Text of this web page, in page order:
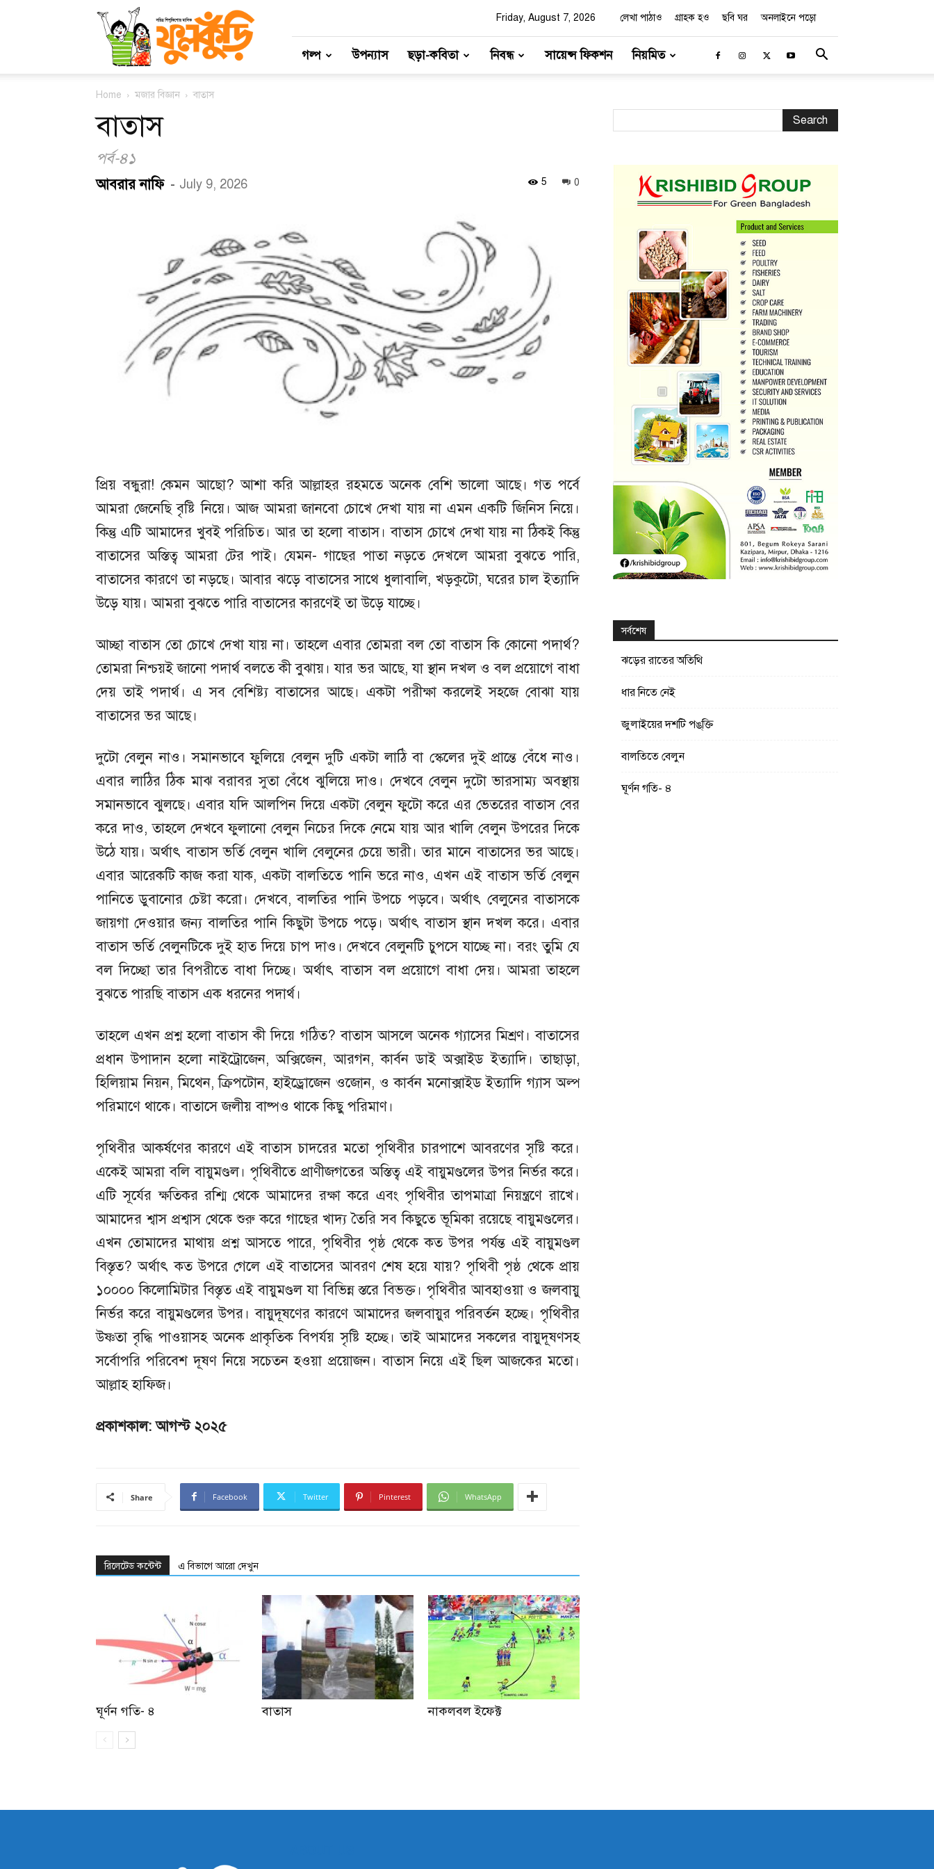
মাসিক
ফুলকুঁড়ি
Friday, August 7, 2026 লেখা পাঠাও গ্রাহক হও ছবি ঘর অনলাইনে পড়ো
গল্প উপন্যাস ছড়া-কবিতা নিবন্ধ সায়েন্স ফিকশন নিয়মিত
Home মজার বিজ্ঞান বাতাস
বাতাস
পর্ব-৪১
আবরার নাফি - July 9, 2026 0
5
প্রিয় বন্ধুরা! কেমন আছো? আশা করি আল্লাহর রহমতে অনেক বেশি ভালো আছে। গত পর্বে
আমরা জেনেছি বৃষ্টি নিয়ে। আজ আমরা জানবো চোখে দেখা যায় না এমন একটি জিনিস নিয়ে।
কিন্তু এটি আমাদের খুবই পরিচিত। আর তা হলো বাতাস। বাতাস চোখে দেখা যায় না ঠিকই কিন্তু
বাতাসের অস্তিত্ব আমরা টের পাই। যেমন- গাছের পাতা নড়তে দেখলে আমরা বুঝতে পারি,
বাতাসের কারণে তা নড়ছে। আবার ঝড়ে বাতাসের সাথে ধুলাবালি, খড়কুটো, ঘরের চাল ইত্যাদি
উড়ে যায়। আমরা বুঝতে পারি বাতাসের কারণেই তা উড়ে যাচ্ছে।
আচ্ছা বাতাস তো চোখে দেখা যায় না। তাহলে এবার তোমরা বল তো বাতাস কি কোনো পদার্থ?
তোমরা নিশ্চয়ই জানো পদার্থ বলতে কী বুঝায়। যার ভর আছে, যা স্থান দখল ও বল প্রয়োগে বাধা
দেয় তাই পদার্থ। এ সব বেশিষ্ট্য বাতাসের আছে। একটা পরীক্ষা করলেই সহজে বোঝা যায়
বাতাসের ভর আছে।
দুটো বেলুন নাও। সমানভাবে ফুলিয়ে বেলুন দুটি একটা লাঠি বা স্কেলের দুই প্রান্তে বেঁধে নাও।
এবার লাঠির ঠিক মাঝ বরাবর সুতা বেঁধে ঝুলিয়ে দাও। দেখবে বেলুন দুটো ভারসাম্য অবস্থায়
সমানভাবে ঝুলছে। এবার যদি আলপিন দিয়ে একটা বেলুন ফুটো করে এর ভেতরের বাতাস বের
করে দাও, তাহলে দেখবে ফুলানো বেলুন নিচের দিকে নেমে যায় আর খালি বেলুন উপরের দিকে
উঠে যায়। অর্থাৎ বাতাস ভর্তি বেলুন খালি বেলুনের চেয়ে ভারী। তার মানে বাতাসের ভর আছে।
এবার আরেকটি কাজ করা যাক, একটা বালতিতে পানি ভরে নাও, এখন এই বাতাস ভর্তি বেলুন
পানিতে ডুবানোর চেষ্টা করো। দেখবে, বালতির পানি উপচে পড়বে। অর্থাৎ বেলুনের বাতাসকে
জায়গা দেওয়ার জন্য বালতির পানি কিছুটা উপচে পড়ে। অর্থাৎ বাতাস স্থান দখল করে। এবার
বাতাস ভর্তি বেলুনটিকে দুই হাত দিয়ে চাপ দাও। দেখবে বেলুনটি চুপসে যাচ্ছে না। বরং তুমি যে
বল দিচ্ছো তার বিপরীতে বাধা দিচ্ছে। অর্থাৎ বাতাস বল প্রয়োগে বাধা দেয়। আমরা তাহলে
বুঝতে পারছি বাতাস এক ধরনের পদার্থ।
তাহলে এখন প্রশ্ন হলো বাতাস কী দিয়ে গঠিত? বাতাস আসলে অনেক গ্যাসের মিশ্রণ। বাতাসের
প্রধান উপাদান হলো নাইট্রোজেন, অক্সিজেন, আরগন, কার্বন ডাই অক্সাইড ইত্যাদি। তাছাড়া,
হিলিয়াম নিয়ন, মিথেন, ক্রিপটোন, হাইড্রোজেন ওজোন, ও কার্বন মনোক্সাইড ইত্যাদি গ্যাস অল্প
পরিমাণে থাকে। বাতাসে জলীয় বাষ্পও থাকে কিছু পরিমাণ।
পৃথিবীর আকর্ষণের কারণে এই বাতাস চাদরের মতো পৃথিবীর চারপাশে আবরণের সৃষ্টি করে।
একেই আমরা বলি বায়ুমণ্ডল। পৃথিবীতে প্রাণীজগতের অস্তিত্ব এই বায়ুমণ্ডলের উপর নির্ভর করে।
এটি সূর্যের ক্ষতিকর রশ্মি থেকে আমাদের রক্ষা করে এবং পৃথিবীর তাপমাত্রা নিয়ন্ত্রণে রাখে।
আমাদের শ্বাস প্রশ্বাস থেকে শুরু করে গাছের খাদ্য তৈরি সব কিছুতে ভূমিকা রয়েছে বায়ুমণ্ডলের।
এখন তোমাদের মাথায় প্রশ্ন আসতে পারে, পৃথিবীর পৃষ্ঠ থেকে কত উপর পর্যন্ত এই বায়ুমণ্ডল
বিস্তৃত? অর্থাৎ কত উপরে গেলে এই বাতাসের আবরণ শেষ হয়ে যায়? পৃথিবী পৃষ্ঠ থেকে প্রায়
১০০০০ কিলোমিটার বিস্তৃত এই বায়ুমণ্ডল যা বিভিন্ন স্তরে বিভক্ত। পৃথিবীর আবহাওয়া ও জলবায়ু
নির্ভর করে বায়ুমণ্ডলের উপর। বায়ুদূষণের কারণে আমাদের জলবায়ুর পরিবর্তন হচ্ছে। পৃথিবীর
উষ্ণতা বৃদ্ধি পাওয়াসহ অনেক প্রাকৃতিক বিপর্যয় সৃষ্টি হচ্ছে। তাই আমাদের সকলের বায়ুদূষণসহ
সর্বোপরি পরিবেশ দূষণ নিয়ে সচেতন হওয়া প্রয়োজন। বাতাস নিয়ে এই ছিল আজকের মতো।
আল্লাহ হাফিজ।
প্রকাশকাল: আগস্ট ২০২৫
Share Facebook Twitter Pinterest WhatsApp
রিলেটেড কন্টেন্ট এ বিভাগে আরো দেখুন
ঘূর্ণন গতি- ৪ বাতাস নাকলবল ইফেক্ট
সর্বশেষ
ঝড়ের রাতের অতিথি
ধার নিতে নেই
জুলাইয়ের দশটি পঙ্‌ক্তি
বালতিতে বেলুন
ঘূর্ণন গতি- ৪